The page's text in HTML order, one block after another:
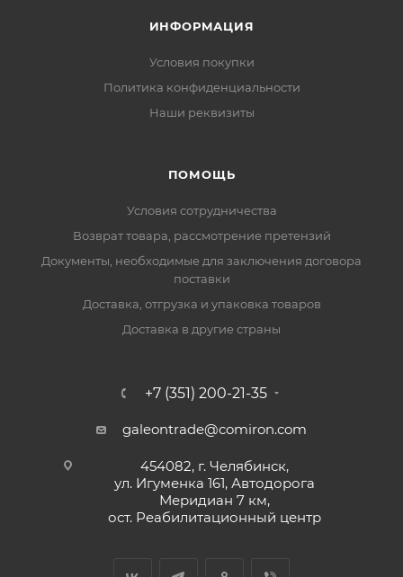
ИНФОРМАЦИЯ
Условия покупки
Политика конфиденциальности
Наши реквизиты
ПОМОЩЬ
Условия сотрудничества
Возврат товара, рассмотрение претензий
Документы, необходимые для заключения договора
поставки
Доставка, отгрузка и упаковка товаров
Доставка в другие страны
+7 (351) 200-21-35
galeontrade@comiron.com
454082, г. Челябинск,
ул. Игуменка 161, Автодорога
Меридиан 7 км,
ост. Реабилитационный центр